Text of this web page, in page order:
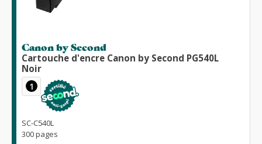
Canon by Second
Cartouche d'encre Canon by Second PG540L
Noir
1
SC-C540L
300 pages